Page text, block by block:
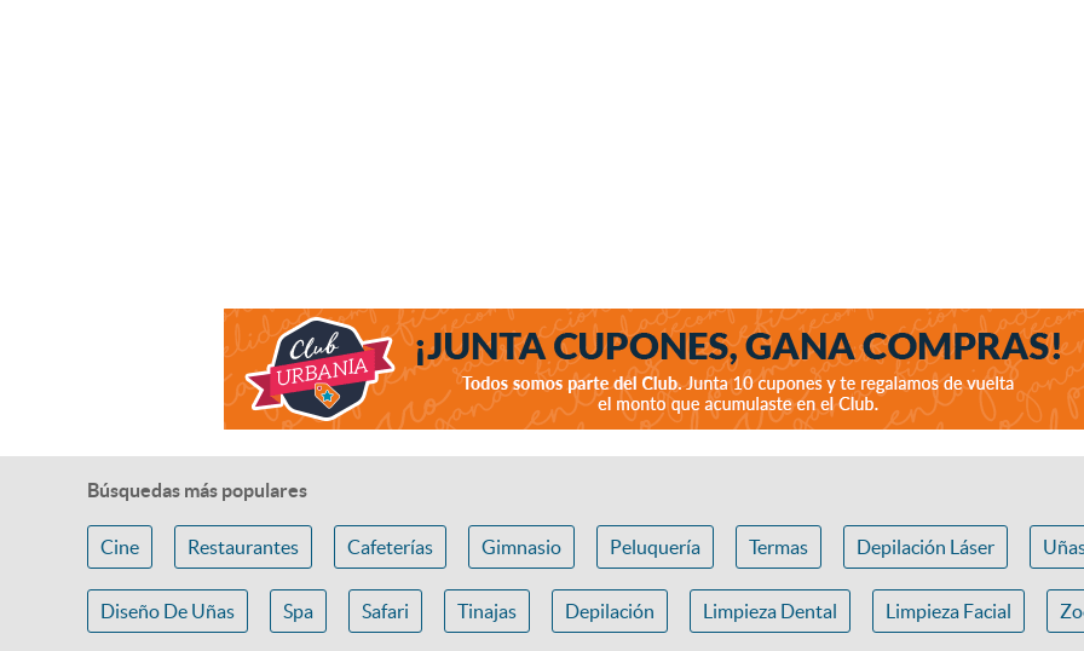
Búsquedas más populares
Cine Restaurantes Cafeterías Gimnasio Peluquería Termas Depilación Láser
Diseño De Uñas Spa Safari Tinajas Depilación Limpieza Dental Limpieza Facial